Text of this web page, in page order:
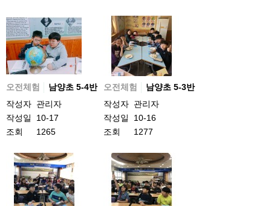
오전체험
남양초 5-4반
작성자 관리자
작성일
10-17
조회
1265
오전체험
남양초 5-3반
작성자 관리자
작성일
10-16
조회
1277